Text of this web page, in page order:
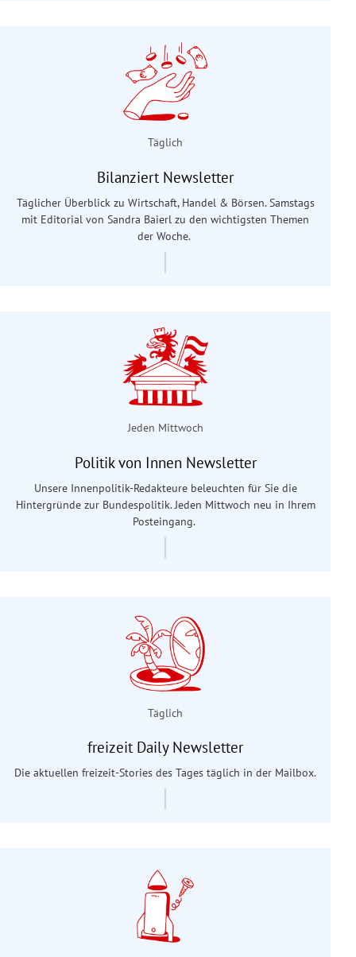
Täglich
Bilanziert Newsletter
Täglicher Überblick zu Wirtschaft, Handel & Börsen. Samstags
mit Editorial von Sandra Baierl zu den wichtigsten Themen
der Woche.
Jeden Mittwoch
Politik von Innen Newsletter
Unsere Innenpolitik-Redakteure beleuchten für Sie die
Hintergründe zur Bundespolitik. Jeden Mittwoch neu in Ihrem
Posteingang.
Täglich
freizeit Daily Newsletter
Die aktuellen freizeit-Stories des Tages täglich in der Mailbox.